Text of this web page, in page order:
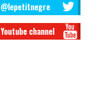
@lepetitnegre
Youtube channel